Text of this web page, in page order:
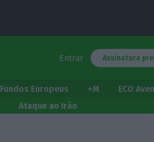
Entrar Assinatura
Fundos Europeus +M
ECO
Ataque ao Irão